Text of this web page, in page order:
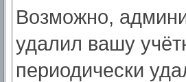
Возможно,
удалил вашу
периодически